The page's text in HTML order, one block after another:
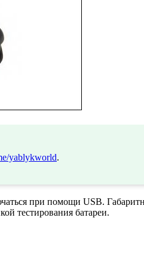
yablykworld.
при помощи USB.
тестирования батареи.